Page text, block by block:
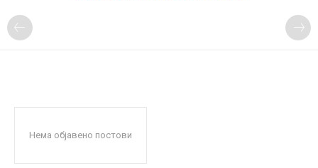
Нема објавено постови